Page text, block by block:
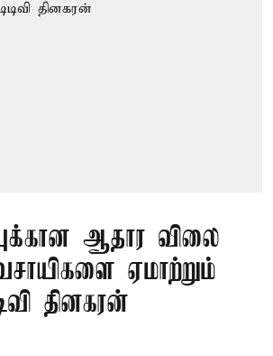
ஆதார விலை
ஏமாற்றும்
தினகரன்